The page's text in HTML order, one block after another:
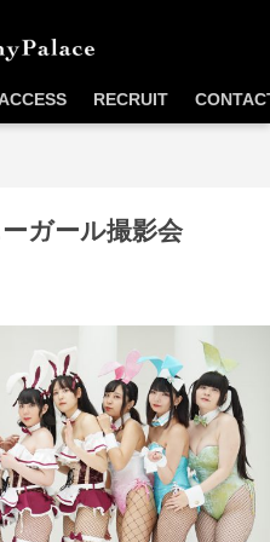
RECRUIT
ガール撮影会